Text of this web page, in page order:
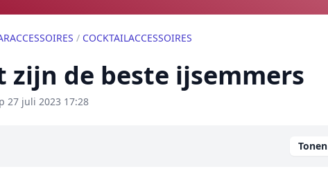
/ COCKTAILACCESSOIRES
zijn de beste ijsemmers
27 juli 2023 17:28
Tonen